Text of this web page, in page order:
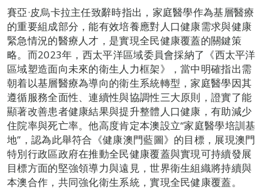
賽亞·皮烏卡拉主任致辭時指出，家庭醫學作為基層醫療
的重要組成部分，能有效培養應對人口健康需求與健康
緊急情況的醫療人才，是實現全民健康覆蓋的關鍵策
略。而2023年，西太平洋區域委員會採納了《西太平洋
區域塑造面向未來的衛生人力框架》，當中明確指出需
朝着以基層醫療為導向的衛生系統轉型，家庭醫學因其
遵循服務全面性、連續性與協調性三大原則，證實了能
顯著改善患者健康結果與提升整體人口健康，有助減少
住院率與死亡率。他高度肯定本澳設立“家庭醫學培訓基
地”，認為此舉符合《健康澳門藍圖》的目標，展現澳門
特別行政區政府在推動全民健康覆蓋與實現可持續發展
目標方面的堅強領導力與遠見，世界衛生組織將持續與
本澳合作，共同強化衛生系統，實現全民健康覆蓋。